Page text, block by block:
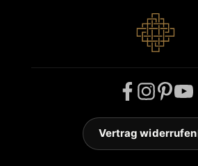
Vertrag widerrufen